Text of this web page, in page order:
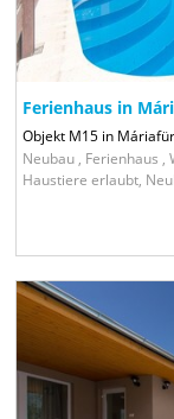
Ferienhaus in
Objekt M15 in
Neubau , Ferienhaus ,
Haustiere erlaubt,